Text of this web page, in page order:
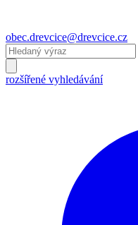
obec.drevcice@drevcice.cz
rozšířené vyhledávání